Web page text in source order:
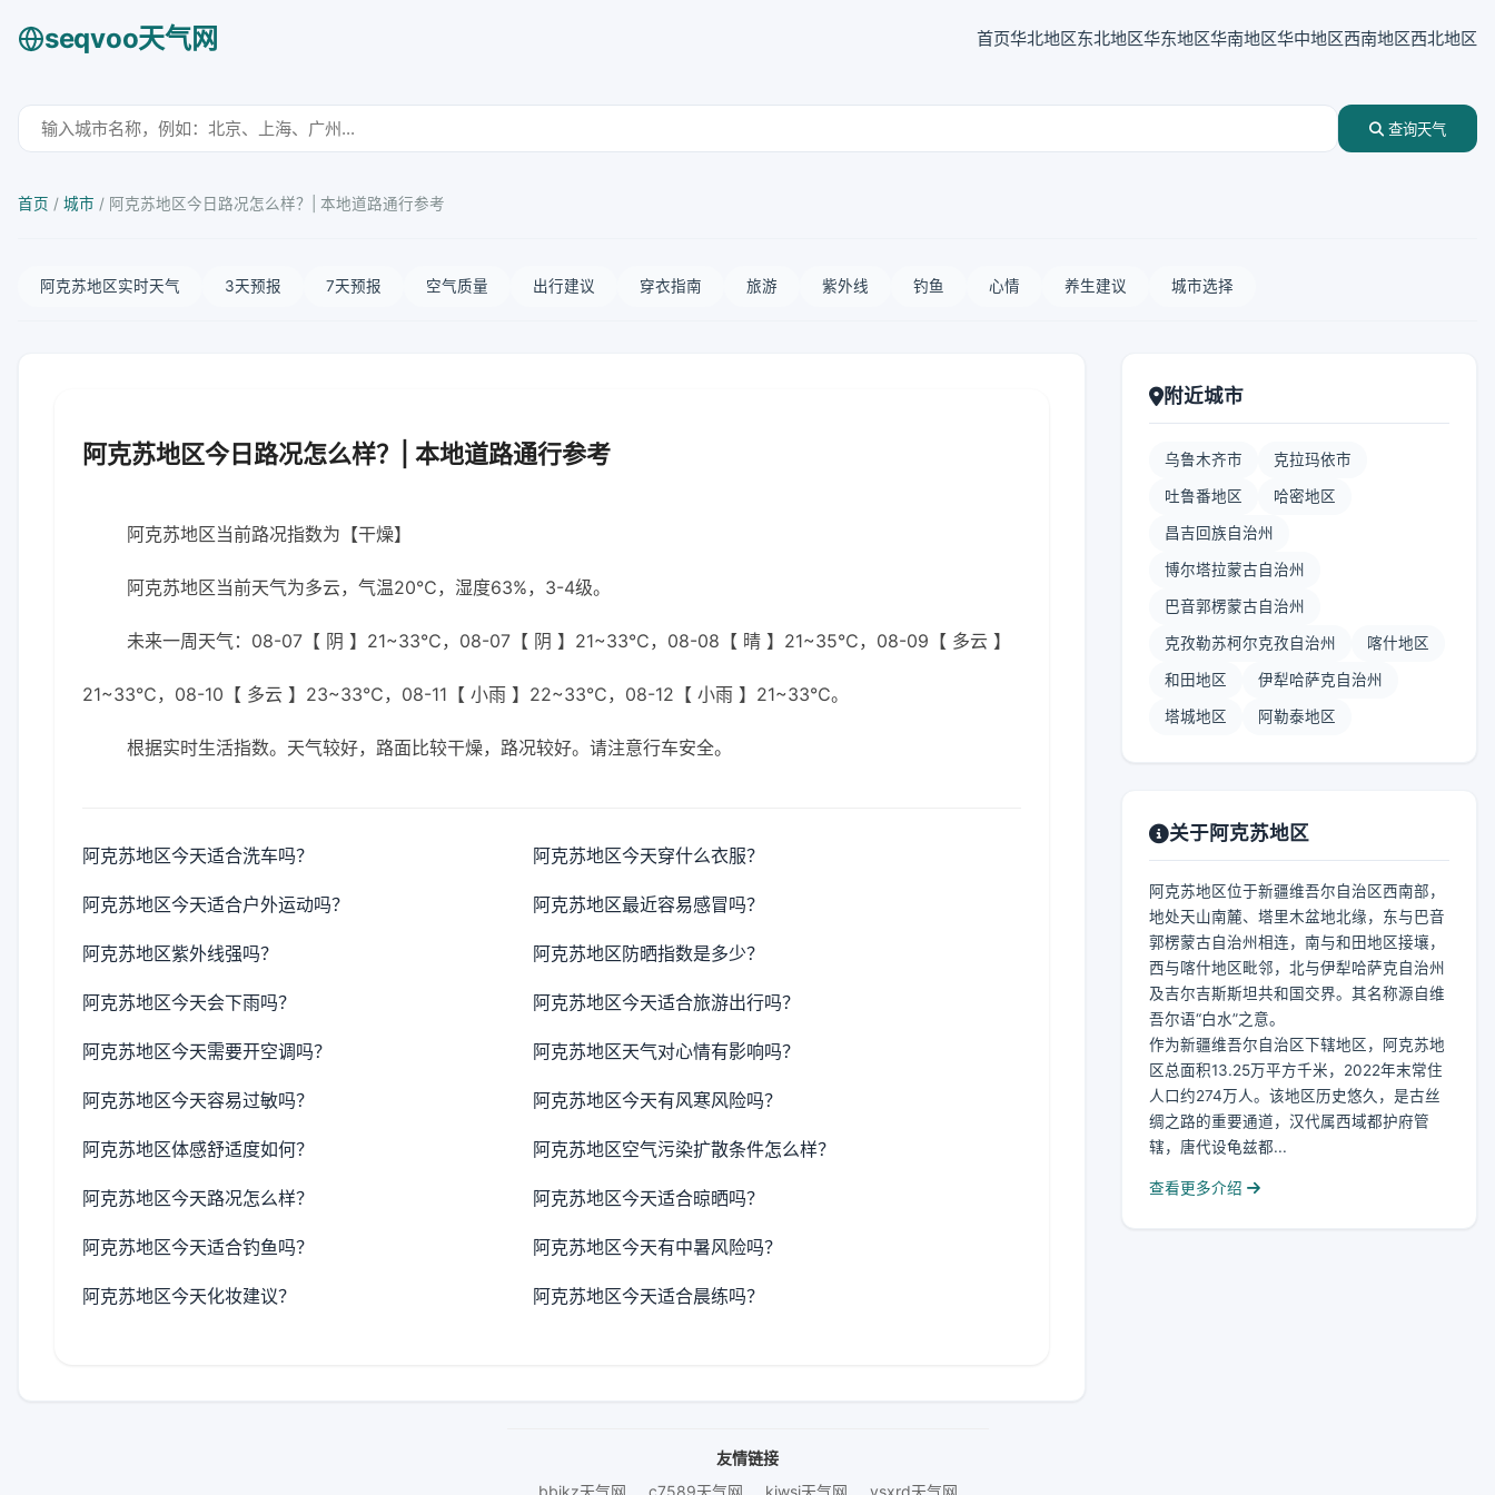
seqvoo天气网 首页华北地区东北地区华东地区华南地区华中地区西南地区西北地区
查询天气
首页 / 城市 / 阿克苏地区今日路况怎么样？| 本地道路通行参考
阿克苏地区实时天气 3天预报 7天预报 空气质量 出行建议 穿衣指南 旅游 紫外线 钓鱼 心情 养生建议 城市选择
阿克苏地区今日路况怎么样？| 本地道路通行参考
阿克苏地区当前路况指数为【干燥】
阿克苏地区当前天气为多云，气温20℃，湿度63%，3-4级。
未来一周天气：08-07【 阴 】21~33℃，08-07【 阴 】21~33℃，08-08【 晴 】21~35℃，08-09【 多云 】
21~33℃，08-10【 多云 】23~33℃，08-11【 小雨 】22~33℃，08-12【 小雨 】21~33℃。
根据实时生活指数。天气较好，路面比较干燥，路况较好。请注意行车安全。
阿克苏地区今天适合洗车吗？ 阿克苏地区今天穿什么衣服？
阿克苏地区今天适合户外运动吗？ 阿克苏地区最近容易感冒吗？
阿克苏地区紫外线强吗？ 阿克苏地区防晒指数是多少？
阿克苏地区今天会下雨吗？ 阿克苏地区今天适合旅游出行吗？
阿克苏地区今天需要开空调吗？ 阿克苏地区天气对心情有影响吗？
阿克苏地区今天容易过敏吗？ 阿克苏地区今天有风寒风险吗？
阿克苏地区体感舒适度如何？ 阿克苏地区空气污染扩散条件怎么样？
阿克苏地区今天路况怎么样？ 阿克苏地区今天适合晾晒吗？
阿克苏地区今天适合钓鱼吗？ 阿克苏地区今天有中暑风险吗？
阿克苏地区今天化妆建议？ 阿克苏地区今天适合晨练吗？
附近城市
乌鲁木齐市 克拉玛依市
吐鲁番地区 哈密地区
昌吉回族自治州
博尔塔拉蒙古自治州
巴音郭楞蒙古自治州
克孜勒苏柯尔克孜自治州 喀什地区
和田地区 伊犁哈萨克自治州
塔城地区 阿勒泰地区
关于阿克苏地区
阿克苏地区位于新疆维吾尔自治区西南部，
地处天山南麓、塔里木盆地北缘，东与巴音
郭楞蒙古自治州相连，南与和田地区接壤，
西与喀什地区毗邻，北与伊犁哈萨克自治州
及吉尔吉斯斯坦共和国交界。其名称源自维
吾尔语“白水”之意。
作为新疆维吾尔自治区下辖地区，阿克苏地
区总面积13.25万平方千米，2022年末常住
人口约274万人。该地区历史悠久，是古丝
绸之路的重要通道，汉代属西域都护府管
辖，唐代设龟兹都...
查看更多介绍
友情链接
bbjkz天气网
c7589天气网 kjwsj天气网 ysxrd天气网